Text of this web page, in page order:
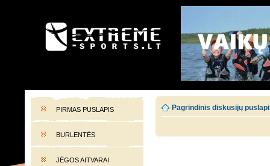
EXTREME-SPORTS.LT
PIRMAS PUSLAPIS
BURLENTĖS
JĖGOS AITVARAI
Pagrindinis diskusijų